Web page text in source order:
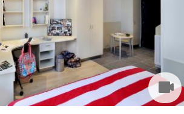
12 mois, 11 mois, 10 mois, 5-6 mois
Sous conditions
Aménagement
Salle de bain:
Privée
Cuisine:
Dans la chambre
Superficie:
24 m
2
Pièces privées:
2